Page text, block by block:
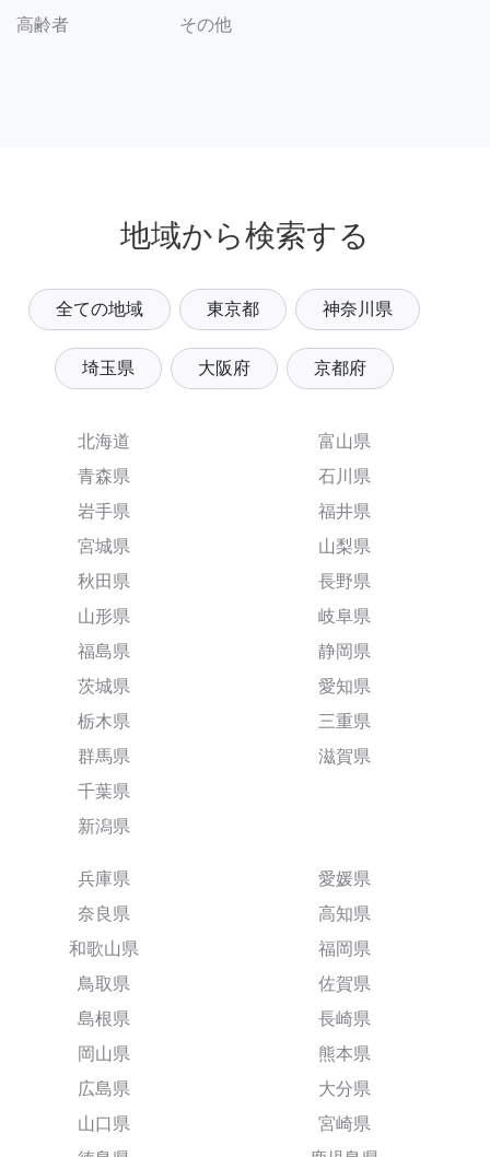
高齢者 その他
地域から検索する
全ての地域 東京都 神奈川県
埼玉県 大阪府 京都府
北海道
青森県
岩手県
宮城県
秋田県
山形県
福島県
茨城県
栃木県
群馬県
千葉県
新潟県
富山県
石川県
福井県
山梨県
長野県
岐阜県
静岡県
愛知県
三重県
滋賀県
兵庫県
奈良県
和歌山県
鳥取県
島根県
岡山県
広島県
山口県
愛媛県
高知県
福岡県
佐賀県
長崎県
熊本県
大分県
宮崎県